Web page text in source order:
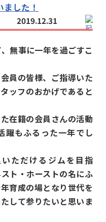
した！
2019.12.31
無事に一年を過ごすこ
員の皆様、ご指導いた
ッフのおかげであると
在籍の会員さんの活動
躍もふるった一年でし
ただけるジムを目指
ト・ホーストの名にふ
育成の場となり世代を
して参りたいと思いま